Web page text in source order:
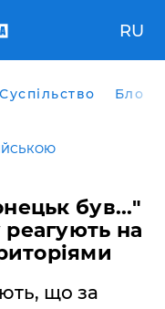
RU
Суспільство Блоги
був..."
на
що за